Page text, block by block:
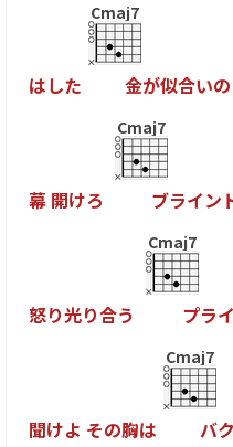
はした
Cmaj7
金が似合いの
幕 開けろ
Cmaj7
ブライン
怒り光り合う
Cmaj7
プライ
聞けよ その胸は
Cmaj7
バク